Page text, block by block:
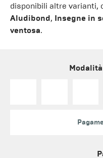
disponibili altre varianti,
Aludibond, Insegne in
ventosa.